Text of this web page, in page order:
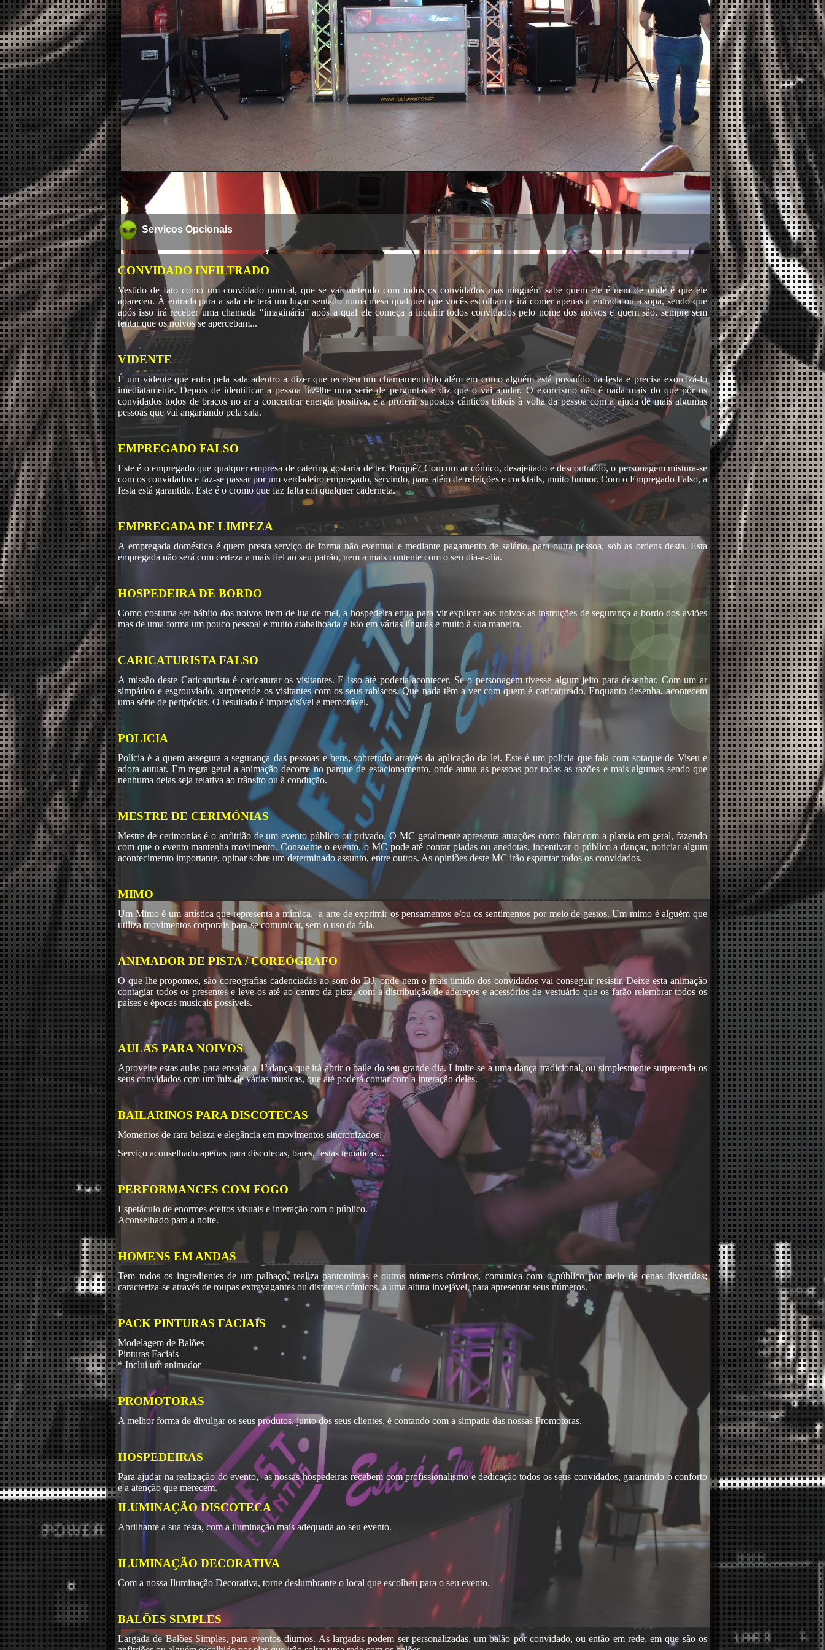
Serviços Opcionais
CONVIDADO INFILTRADO
Vestido de fato como um convidado normal, que se vai metendo com todos os convidados mas ninguém sabe quem ele é nem de onde é que ele
apareceu. À entrada para a sala ele terá um lugar sentado numa mesa qualquer que vocês escolham e irá comer apenas a entrada ou a sopa, sendo que
após isso irá receber uma chamada “imaginária” após a qual ele começa a inquirir todos convidados pelo nome dos noivos e quem são, sempre sem
tentar que os noivos se apercebam...
VIDENTE
É um vidente que entra pela sala adentro a dizer que recebeu um chamamento do além em como alguém está possuído na festa e precisa exorcizá-lo
imediatamente. Depois de identificar a pessoa faz-lhe uma serie de perguntas e diz que o vai ajudar. O exorcismo não é nada mais do que pôr os
convidados todos de braços no ar a concentrar energia positiva, e a proferir supostos cânticos tribais à volta da pessoa com a ajuda de mais algumas
pessoas que vai angariando pela sala.
EMPREGADO FALSO
Este é o empregado que qualquer empresa de catering gostaria de ter. Porquê? Com um ar cómico, desajeitado e descontraído, o personagem mistura-se
com os convidados e faz-se passar por um verdadeiro empregado, servindo, para além de refeições e cocktails, muito humor. Com o Empregado Falso, a
festa está garantida. Este é o cromo que faz falta em qualquer caderneta.
EMPREGADA DE LIMPEZA
A empregada doméstica é quem presta serviço de forma não eventual e mediante pagamento de salário, para outra pessoa, sob as ordens desta. Esta
empregada não será com certeza a mais fiel ao seu patrão, nem a mais contente com o seu dia-a-dia.
HOSPEDEIRA DE BORDO
Como costuma ser hábito dos noivos irem de lua de mel, a hospedeira entra para vir explicar aos noivos as instruções de segurança a bordo dos aviões
mas de uma forma um pouco pessoal e muito atabalhoada e isto em várias línguas e muito à sua maneira.
CARICATURISTA FALSO
A missão deste Caricaturista é caricaturar os visitantes. E isso até poderia acontecer. Se o personagem tivesse algum jeito para desenhar. Com um ar
simpático e esgrouviado, surpreende os visitantes com os seus rabiscos. Que nada têm a ver com quem é caricaturado. Enquanto desenha, acontecem
uma série de peripécias. O resultado é imprevisível e memorável.
POLICIA
Polícia é a quem assegura a segurança das pessoas e bens, sobretudo através da aplicação da lei. Este é um polícia que fala com sotaque de Viseu e
adora autuar. Em regra geral a animação decorre no parque de estacionamento, onde autua as pessoaspor todas as razões e mais algumas sendo que
nenhuma delas seja relativa ao trânsito ou à condução.
MESTRE DE CERIMÓNIAS
Mestre de cerimonias é o anfitrião de um evento público ou privado. O MC geralmente apresenta atuações como falar com a plateia em geral, fazendo
com que o evento mantenha movimento. Consoante o evento, o MC pode até contar piadas ou anedotas, incentivar o público a dançar, noticiar algum
acontecimento importante, opinar sobre um determinado assunto, entre outros. As opiniões deste MC irão espantar todos os convidados.
MIMO
Um Mimo é um artística que representa a mímica, a arte de exprimir os pensamentos e/ou os sentimentos por meio de gestos. Um mimo é alguém que
utiliza movimentos corporais para se comunicar, sem o uso da fala.
ANIMADOR DE PISTA / COREÓGRAFO
O que lhe propomos, são coreografias cadenciadas ao som do DJ, onde nem o mais tímido dos convidados vai conseguir resistir. Deixe esta animação
contagiar todos os presentes e leve-os até ao centro da pista, com a distribuição de adereços e acessórios de vestuário que os farão relembrar todos os
países e épocas musicais possíveis.
AULAS PARA NOIVOS
Aproveite estas aulas para ensaiar a 1ª dança que irá abrir o baile do seu grande dia. Limite-se a uma dança tradicional, ou simplesmente surpreenda os
seus convidados com um mix de várias musicas, que até poderá contar com a interação deles.
BAILARINOS PARA DISCOTECAS
Momentos de rara beleza e elegância em movimentos sincronizados.
Serviço aconselhado apenas para discotecas, bares, festas temáticas...
PERFORMANCES COM FOGO
Espetáculo de enormes efeitos visuais e interação com o público.
Aconselhado para a noite.
HOMENS EM ANDAS
Tem todos os ingredientes de um palhaço, realiza pantomimas e outros números cómicos, comunica com o público por meio de cenas divertidas;
caracteriza-se através de roupas extravagantes ou disfarces cómicos, a uma altura invejável, para apresentar seus números.
PACK PINTURAS FACIAIS
Modelagem de Balões
Pinturas Faciais
* Inclui um animador
PROMOTORAS
A melhor forma de divulgar os seus produtos, junto dos seus clientes, é contando com a simpatia das nossas Promotoras.
HOSPEDEIRAS
Para ajudar na realização do evento, as nossas hospedeiras recebem com profissionalismo e dedicação todos os seus convidados, garantindo o conforto
e a atenção que merecem.
ILUMINAÇÃO DISCOTECA
Abrilhante a sua festa, com a iluminação mais adequada ao seu evento.
ILUMINAÇÃO DECORATIVA
Com a nossa Iluminação Decorativa, torne deslumbrante o local que escolheu para o seu evento.
BALÕES SIMPLES
Largada de Balões Simples, para eventos diurnos. As largadas podem ser personalizadas, um balão por convidado, ou então em rede, em que são os